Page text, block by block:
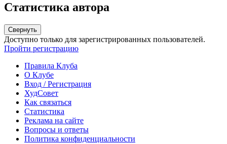
Статистика автора
Свернуть
Доступно только для зарегистрированных пользователей.
Пройти регистрацию
Правила Клуба
О Клубе
Вход / Регистрация
ХудСовет
Как связаться
Статистика
Реклама на сайте
Вопросы и ответы
Политика конфиденциальности